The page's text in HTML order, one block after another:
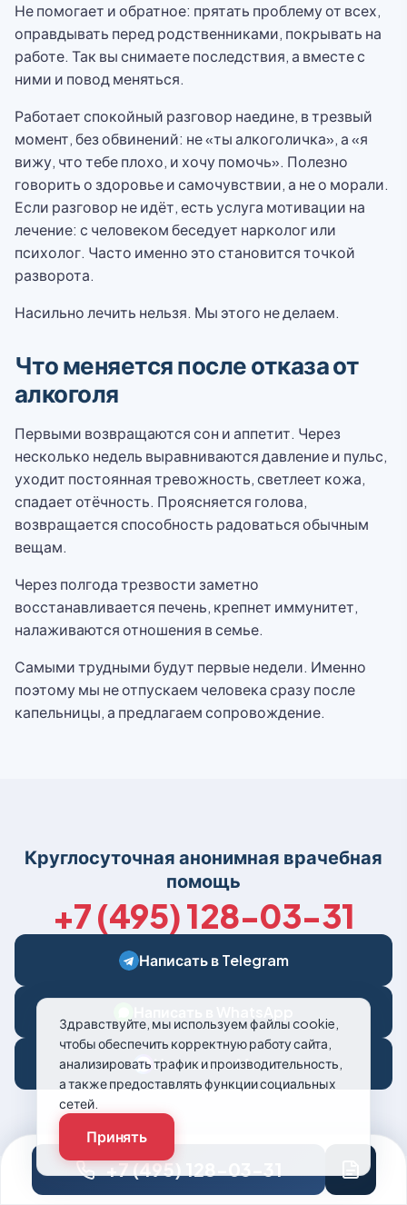
Не помогает и обратное: прятать проблему от всех,
оправдывать перед родственниками, покрывать на
работе. Так вы снимаете последствия, а вместе с
ними и повод меняться.
Работает спокойный разговор наедине, в трезвый
момент, без обвинений: не «ты алкоголичка», а «я
вижу, что тебе плохо, и хочу помочь». Полезно
говорить о здоровье и самочувствии, а не о морали.
Если разговор не идёт, есть услуга мотивации на
лечение: с человеком беседует нарколог или
психолог. Часто именно это становится точкой
разворота.
Насильно лечить нельзя. Мы этого не делаем.
Что меняется после отказа от
алкоголя
Первыми возвращаются сон и аппетит. Через
несколько недель выравниваются давление и пульс,
уходит постоянная тревожность, светлеет кожа,
спадает отёчность. Проясняется голова,
возвращается способность радоваться обычным
вещам.
Через полгода трезвости заметно
восстанавливается печень, крепнет иммунитет,
налаживаются отношения в семье.
Самыми трудными будут первые недели. Именно
поэтому мы не отпускаем человека сразу после
капельницы, а предлагаем сопровождение.
Круглосуточная анонимная врачебная
помощь
+7 (495) 128-03-31
Написать в Telegram
Написать в Макс
+7 (495) 128-03-31
Здравствуйте, мы используем файлы cookie,
чтобы обеспечить корректную работу сайта,
анализировать трафик и производительность,
а также предоставлять функции социальных
сетей.
Принять